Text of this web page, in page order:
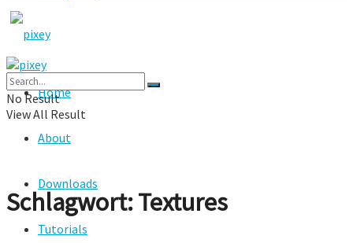
Home
About
Downloads
Tutorials
No Result
View All Result
Schlagwort:Textures